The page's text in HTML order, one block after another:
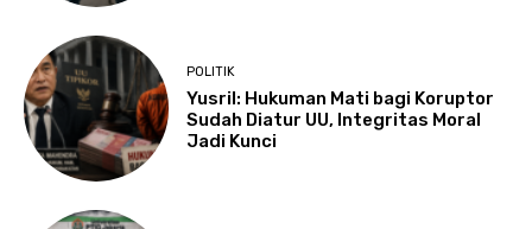
POLITIK
Yusril: Hukuman Mati bagi Koruptor
Sudah Diatur UU, Integritas Moral
Jadi Kunci